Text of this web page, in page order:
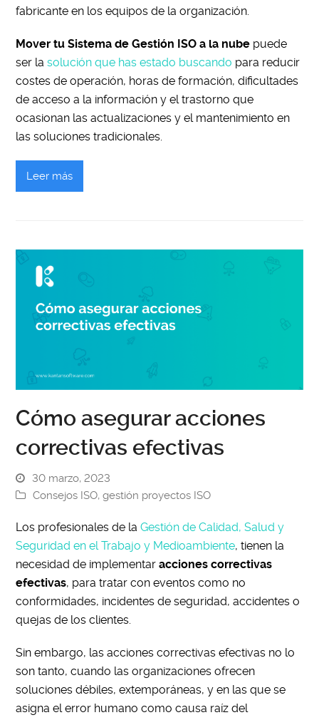
fabricante en los equipos de la organización.
Mover tu Sistema de Gestión ISO a la nube puede
ser lasolución que has estado buscando para reducir
costes de operación, horas de formación, dificultades
de acceso a la información y el trastorno que
ocasionan las actualizaciones y el mantenimiento en
las soluciones tradicionales.
Leer más
Cómo asegurar acciones
correctivas efectivas
30 marzo, 2023
Consejos ISO,gestión proyectos ISO
Los profesionales de laGestión de Calidad, Salud y
Seguridad en el Trabajo y Medioambiente, tienen la
necesidad de implementaracciones correctivas
efectivas, para tratar con eventos como no
conformidades, incidentes de seguridad, accidentes o
quejas de los clientes.
Sin embargo, las acciones correctivas efectivas no lo
son tanto, cuando las organizaciones ofrecen
soluciones débiles, extemporáneas, y en las que se
asigna el error humano como causa raíz del